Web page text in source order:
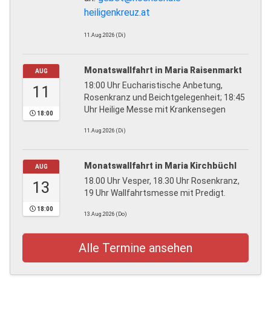
heiligenkreuz.at
11.Aug.2026 (Di)
AUG
11
18:00
Monatswallfahrt in Maria Raisenmarkt
18:00 Uhr Eucharistische Anbetung,
Rosenkranz und Beichtgelegenheit; 18:45
Uhr Heilige Messe mit Krankensegen
11.Aug.2026 (Di)
AUG
13
18:00
Monatswallfahrt in Maria Kirchbüchl
18.00 Uhr Vesper, 18.30 Uhr Rosenkranz,
19 Uhr Wallfahrtsmesse mit Predigt.
13.Aug.2026 (Do)
Alle Termine ansehen